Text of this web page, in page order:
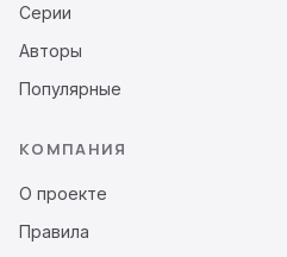
Серии
Авторы
Популярные
КОМПАНИЯ
О проекте
Правила